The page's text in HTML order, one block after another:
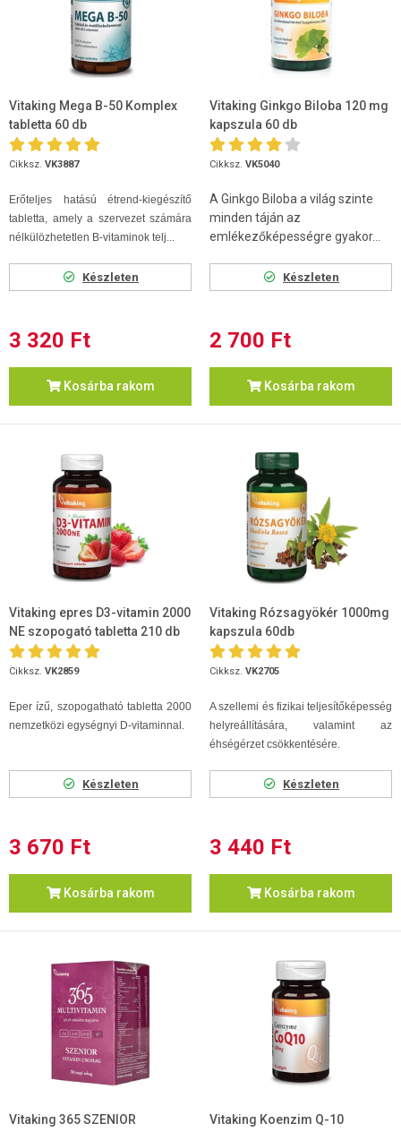
Vitaking Mega B-50 Komplex
tabletta 60 db
Cikksz. VK3887
Erőteljes hatású étrend-kiegészítő
tabletta, amely a szervezet számára
nélkülözhetetlen B-vitaminok telj...
Készleten
3 320 Ft
Kosárba rakom
Vitaking Ginkgo Biloba 120 mg
kapszula 60 db
Cikksz. VK5040
A Ginkgo Biloba a világ szinte
minden táján az
emlékezőképességre gyakor...
Készleten
2 700 Ft
Kosárba rakom
Vitaking epres D3-vitamin 2000
NE szopogató tabletta 210 db
Cikksz. VK2859
Eper ízű, szopogatható tabletta 2000
nemzetközi egységnyi D-vitaminnal.
Készleten
3 670 Ft
Kosárba rakom
Vitaking Rózsagyökér 1000mg
kapszula 60db
Cikksz. VK2705
A szellemi és fizikai teljesítőképesség
helyreállítására, valamint az
éhségérzet csökkentésére.
Készleten
3 440 Ft
Kosárba rakom
Vitaking 365 SZENIOR
Vitaking Koenzim Q-10